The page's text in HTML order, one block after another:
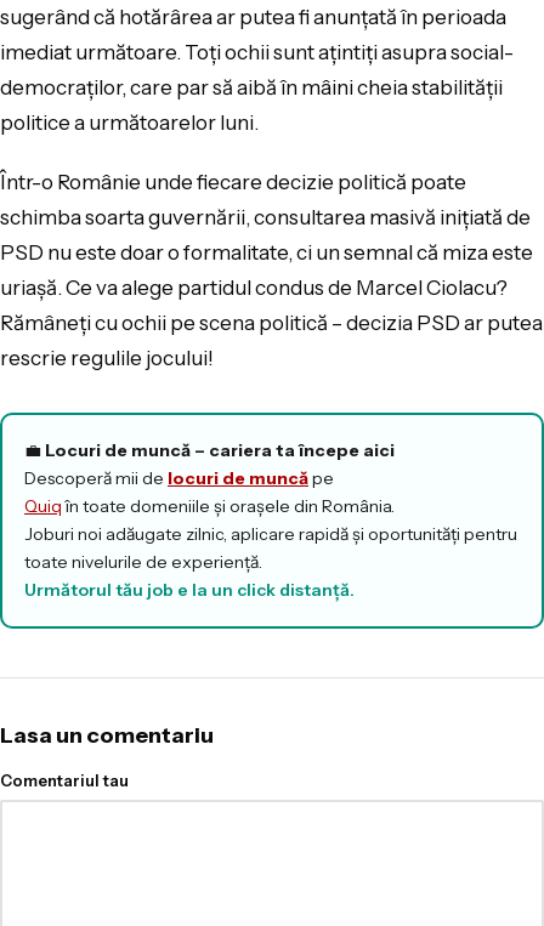
sugerând că hotărârea ar putea fi anunțată în perioada
imediat următoare. Toți ochii sunt ațintiți asupra social-
democraților, care par să aibă în mâini cheia stabilității
politice a următoarelor luni.
Într-o Românie unde fiecare decizie politică poate
schimba soarta guvernării, consultarea masivă inițiată de
PSD nu este doar o formalitate, ci un semnal că miza este
uriașă. Ce va alege partidul condus de Marcel Ciolacu?
Rămâneți cu ochii pe scena politică – decizia PSD ar putea
rescrie regulile jocului!
💼 Locuri de muncă – cariera ta începe aici
Descoperă mii de locuri de muncăpe
Quiqîn toate domeniile și orașele din România.
Joburi noi adăugate zilnic, aplicare rapidă și oportunități pentru
toate nivelurile de experiență.
Următorul tău job e la un click distanță.
Lasa un comentariu
Comentariul tau